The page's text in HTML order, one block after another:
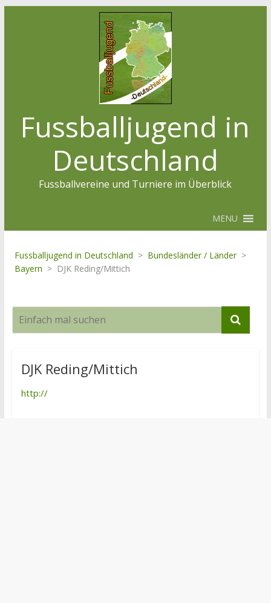
Fussballjugend in
Deutschland
Fussballvereine und Turniere im Überblick
MENU
Fussballjugend in Deutschland > Bundesländer / Länder >
Bayern > DJK Reding/Mittich
DJK Reding/Mittich
http://